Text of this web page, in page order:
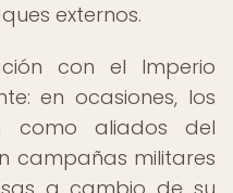
externos.
con el Imperio
en ocasiones, los
como aliados del
campañas militares